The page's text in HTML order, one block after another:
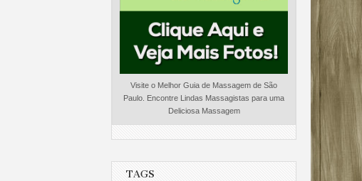
Visite o Melhor Guia de Massagem de São
Paulo. Encontre Lindas Massagistas para uma
Deliciosa Massagem
TAGS